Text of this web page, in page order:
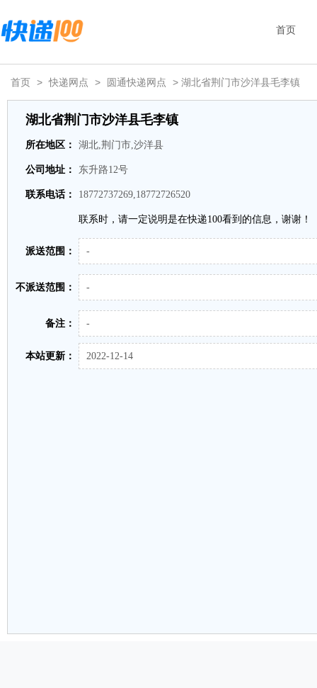
首页
首页 > 快递网点 > 圆通快递网点 > 湖北省荆门市沙洋县毛李镇
湖北省荆门市沙洋县毛李镇
所在地区： 湖北,荆门市,沙洋县
公司地址： 东升路12号
联系电话： 18772737269,18772726520
联系时，请一定说明是在快递100看到的信息，谢谢！
派送范围： -
不派送范围： -
备注： -
本站更新： 2022-12-14